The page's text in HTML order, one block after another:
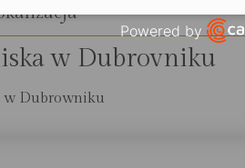
w Dubrovniku
w Dubrowniku
Powered by
Open link in new